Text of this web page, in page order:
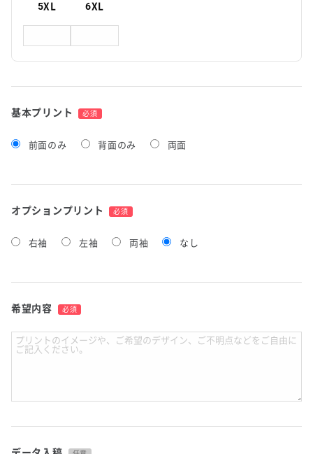
5XL 6XL
基本プリント 必須
前面のみ 背面のみ 両面
オプションプリント 必須
右袖 左袖 両袖 なし
希望内容 必須